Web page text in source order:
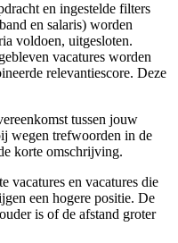
en ingestelde filters
en salaris) worden
voldoen, uitgesloten.
vacatures worden
relevantiescore. Deze
tussen jouw
wegen trefwoorden in de
korte omschrijving.
vacatures en vacatures die
een hogere positie. De
is of de afstand groter